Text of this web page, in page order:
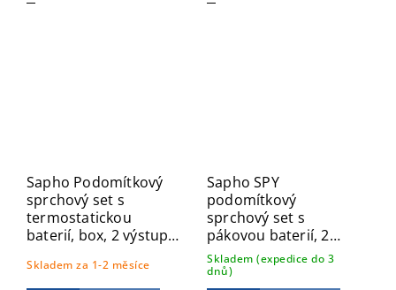
Sapho Podomítkový
sprchový set s
termostatickou
baterií, box, 2 výstupy,
Skladem za 1-2 měsíce
Sapho SPY
podomítkový
sprchový set s
pákovou baterií, 2
výstupy, černá
PY42/15-03
Skladem (expedice do 3
dnů)